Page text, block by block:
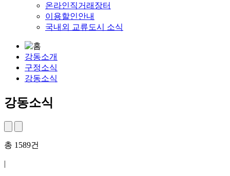
온라인직거래장터
이용할인안내
국내외 교류도시 소식
강동소개
구정소식
강동소식
강동소식
총 1589건
|